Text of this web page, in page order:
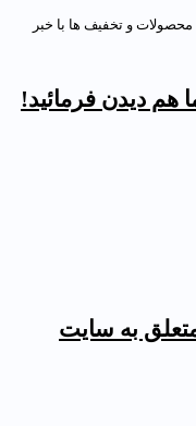
و تخفیف ها با خبر
دیدن فرمائید!
به سایت